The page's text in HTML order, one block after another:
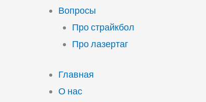
Вопросы
Про страйкбол
Про лазертаг
Главная
О нас